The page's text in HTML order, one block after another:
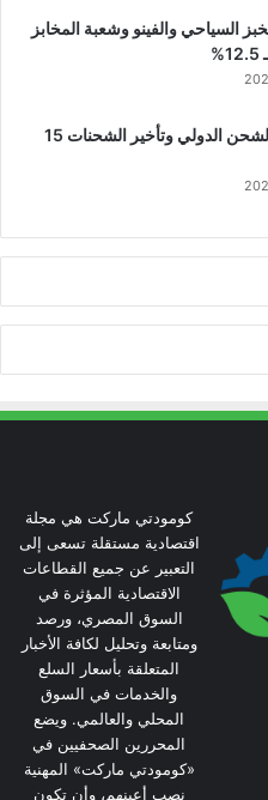
السياحي والفينو وشعبة المخابز
قفزة بأسعار الشحن الدولي وتأخير الشحنات 15
كومودتي ماركت هي مجلة
اقتصادية مستقلة تسعى إلى
التعبير عن جميع القطاعات
الاقتصادية المؤثرة في
السوق المصري، ورصد
ومتابعة وتحليل لكافة الأخبار
المتعلقة بأسعار السلع
والخدمات في السوق
المحلي والعالمي. ويضع
المحررين الصحفيين في
«كومودتي ماركت» المهنية
نصب أعينهم، وأن تكون